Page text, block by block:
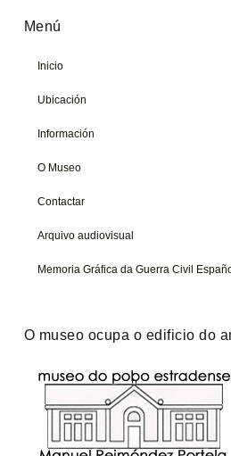
Menú
Inicio
Ubicación
Información
O Museo
Contactar
Arquivo audiovisual
Memoria Gráfica da Guerra Civil
O museo ocupa o edificio do